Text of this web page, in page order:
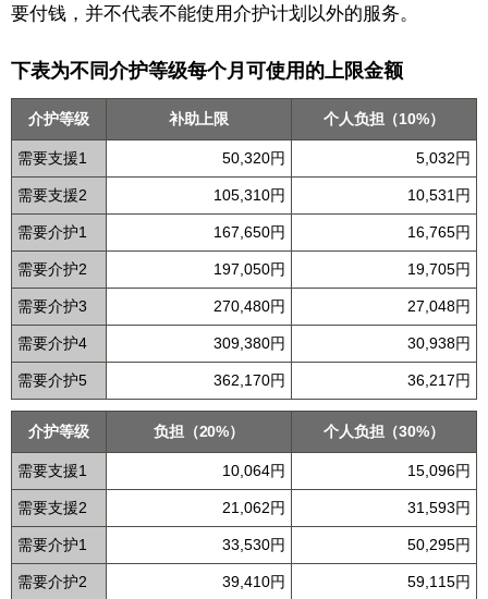
要付钱，并不代表不能使用介护计划以外的服务。
下表为不同介护等级每个月可使用的上限金额
介护等级 补助上限 个人负担（10%）
需要支援1 50,320円 5,032円
需要支援2 105,310円 10,531円
需要介护1 167,650円 16,765円
需要介护2 197,050円 19,705円
需要介护3 270,480円 27,048円
需要介护4 309,380円 30,938円
需要介护5 362,170円 36,217円
介护等级 负担（20%） 个人负担（30%）
需要支援1 10,064円 15,096円
需要支援2 21,062円 31,593円
需要介护1 33,530円 50,295円
需要介护2 39,410円 59,115円